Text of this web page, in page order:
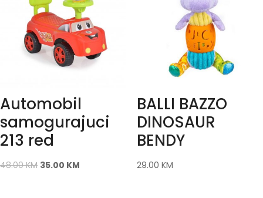
Automobil
samogurajuci
213 red
48.00KM 35.00 KM
BALLI BAZZO
DINOSAUR
BENDY
29.00 KM